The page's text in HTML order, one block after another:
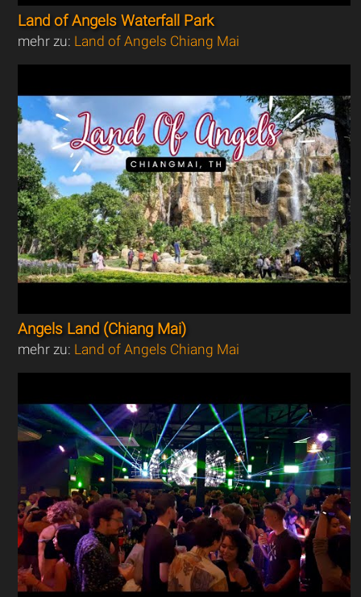
Land of Angels Waterfall Park
mehr zu: Land of Angels Chiang Mai
Angels Land (Chiang Mai)
mehr zu: Land of Angels Chiang Mai